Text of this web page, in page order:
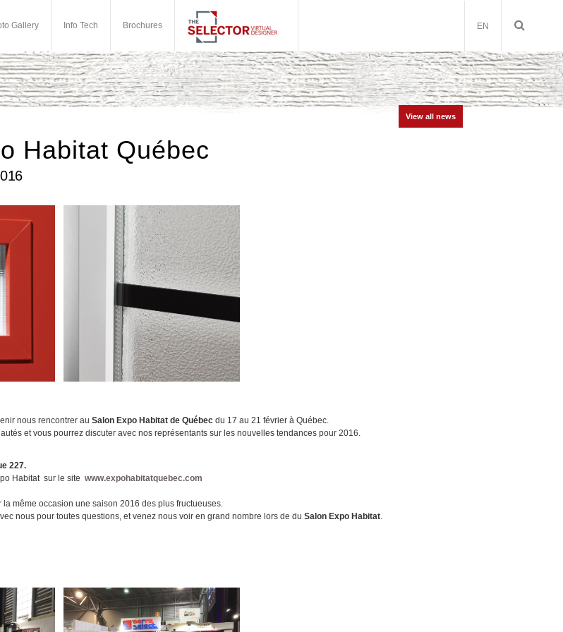
Gallery Info Tech Brochures EN
View all news
Habitat Québec
nous rencontrer au Salon Expo Habitat de Québec du 17 au 21 février à Québec.
et vous pourrez discuter avec nos représentants sur les nouvelles tendances pour 2016.
227.
Habitat sur le site www.expohabitatquebec.com
la même occasion une saison 2016 des plus fructueuses.
nous pour toutes questions, et venez nous voir en grand nombre lors de du Salon Expo Habitat.